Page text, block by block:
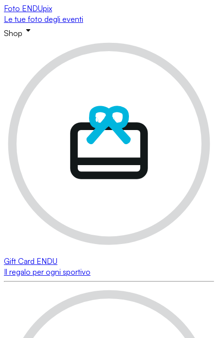
Foto ENDUpix
Le tue foto degli eventi
Shop
Gift Card ENDU
Il regalo per ogni sportivo